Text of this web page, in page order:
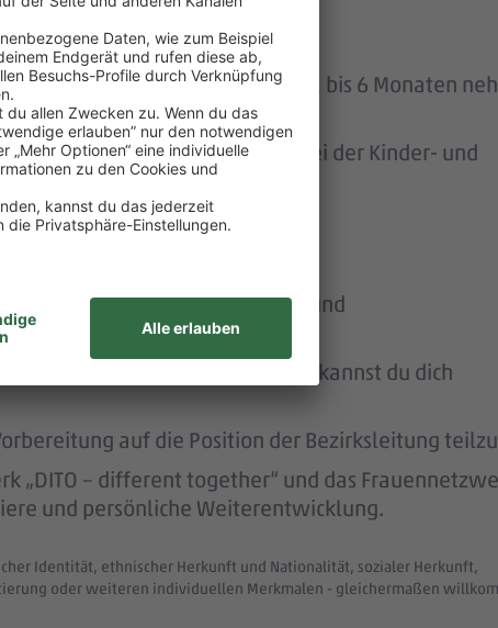
bei PENNY eine Auszeit von 1 bis 6 Monaten
von Betreuungspersonen bei der Kinder- und
denen du mit deinen Stärken und
oder Selbstmanagement, kannst du dich
auf die Position der Bezirksleitung
„DITO – different together“ und das
und persönliche Weiterentwicklung.
Identität, ethnischer Herkunft und Nationalität, sozialer Herkunft,
oder weiteren individuellen Merkmalen - gleichermaßen